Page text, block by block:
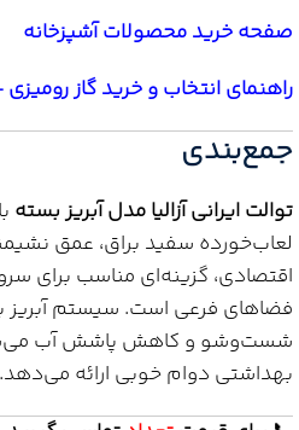
صفحه خرید محصولات آشپزخانه
راهنمای انتخاب و خرید گاز رومیزی – 10 نکته
جمع‌بندی
توالت ایرانی آزالیا مدل آبریز بسته
اقتصادی، گزینه‌ای مناسب برای
فضاهای فرعی است. سیستم آبریز
شست‌وشو و کاهش پاشش آب
بهداشتی دوام خوبی ارائه می‌دهد.